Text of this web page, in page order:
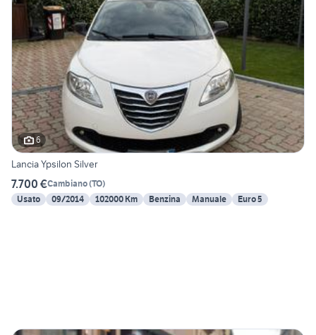
6
Lancia Ypsilon Silver
7.700 €Cambiano(TO)
Usato
09/2014 102000 Km Benzina Manuale Euro 5